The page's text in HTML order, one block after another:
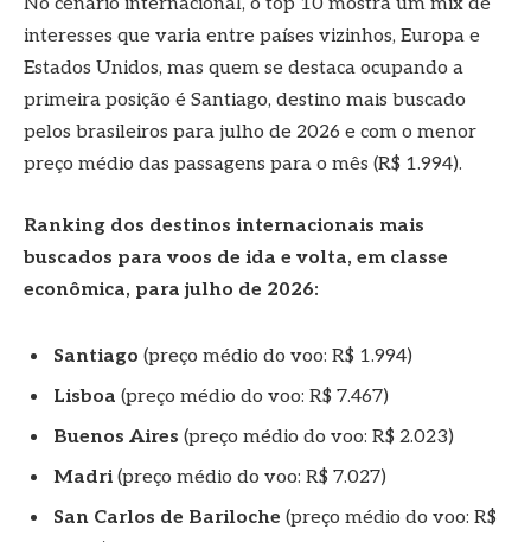
interesses que varia entre países vizinhos, Europa e
Estados Unidos, mas quem se destaca ocupando a
primeira posição é Santiago, destino mais buscado
pelos brasileiros para julho de 2026 e com o menor
preço médio das passagens para o mês (R$ 1.994).
Ranking dos destinos internacionais mais
buscados para voos de ida e volta, em classe
econômica, para julho de 2026:
Santiago (preço médio do voo: R$ 1.994)
Lisboa (preço médio do voo: R$ 7.467)
Buenos Aires (preço médio do voo: R$ 2.023)
Madri (preço médio do voo: R$ 7.027)
San Carlos de Bariloche (preço médio do voo: R$